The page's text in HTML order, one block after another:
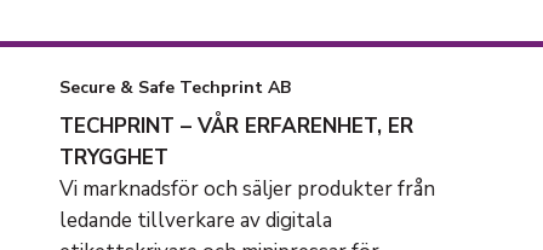
Secure & Safe Techprint AB
TECHPRINT – VÅR ERFARENHET, ER
TRYGGHET
Vi marknadsför och säljer produkter från
ledande tillverkare av digitala